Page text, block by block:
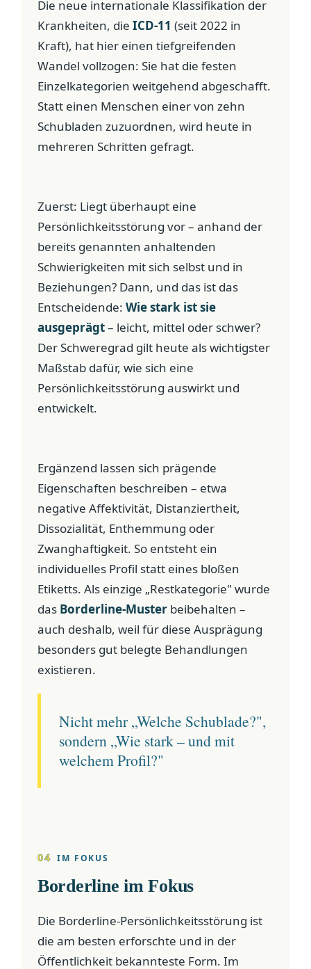
Die neue internationale Klassifikation der
Krankheiten, die ICD-11 (seit 2022 in
Kraft), hat hier einen tiefgreifenden
Wandel vollzogen: Sie hat die festen
Einzelkategorien weitgehend abgeschafft.
Statt einen Menschen einer von zehn
Schubladen zuzuordnen, wird heute in
mehreren Schritten gefragt.
Zuerst: Liegt überhaupt eine
Persönlichkeitsstörung vor – anhand der
bereits genannten anhaltenden
Schwierigkeiten mit sich selbst und in
Beziehungen? Dann, und das ist das
Entscheidende: Wie stark ist sie
ausgeprägt– leicht, mittel oder schwer?
Der Schweregrad gilt heute als wichtigster
Maßstab dafür, wie sich eine
Persönlichkeitsstörung auswirkt und
entwickelt.
Ergänzend lassen sich prägende
Eigenschaften beschreiben – etwa
negative Affektivität, Distanziertheit,
Dissozialität, Enthemmung oder
Zwanghaftigkeit. So entsteht ein
individuelles Profil statt eines bloßen
Etiketts. Als einzige „Restkategorie" wurde
das Borderline-Muster beibehalten –
auch deshalb, weil für diese Ausprägung
besonders gut belegte Behandlungen
existieren.
Nicht mehr „Welche Schublade?",
sondern „Wie stark – und mit
welchem Profil?"
04 IM FOKUS
Borderline im Fokus
Die Borderline-Persönlichkeitsstörung ist
die am besten erforschte und in der
Öffentlichkeit bekannteste Form. Im